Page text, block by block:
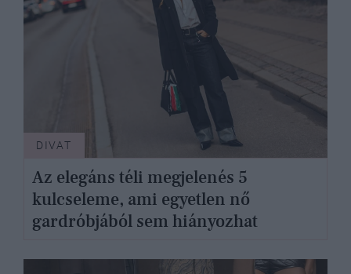
DIVAT
Az elegáns téli megjelenés 5
kulcseleme, ami egyetlen nő
gardróbjából sem hiányozhat